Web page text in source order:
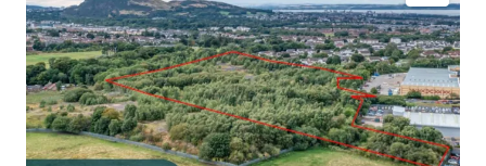
Development Opportunity within The City of
Edinburgh Council area
Planning permission in principle granted for a